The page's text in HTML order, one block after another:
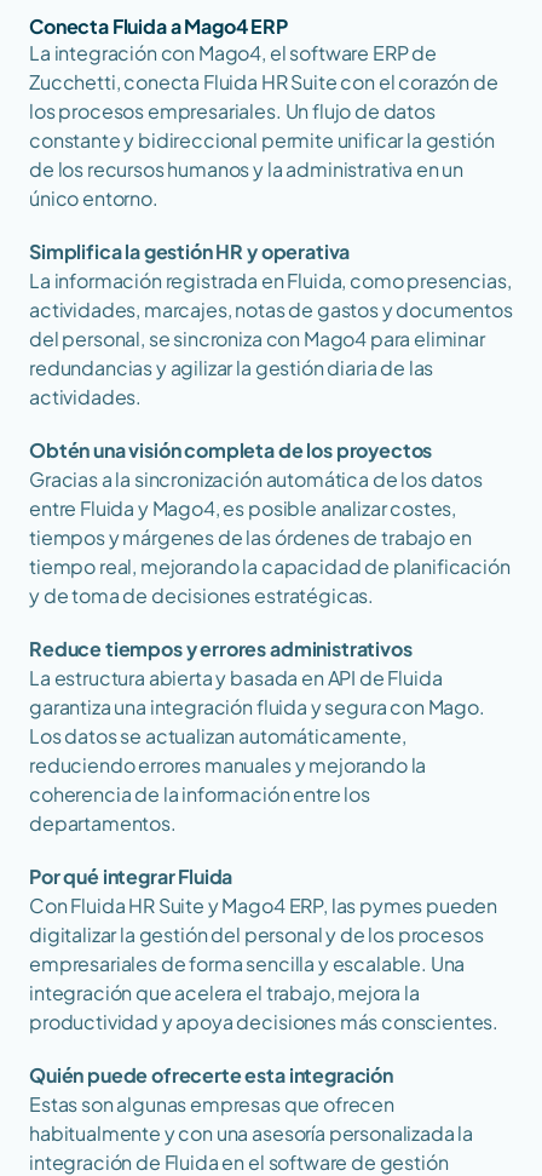
Conecta Fluida a Mago4 ERP
La integración con Mago4, el software ERP de
Zucchetti, conecta Fluida HR Suite con el corazón de
los procesos empresariales. Un flujo de datos
constante y bidireccional permite unificar la gestión
de los recursos humanos y la administrativa en un
único entorno.
Simplifica la gestión HR y operativa
La información registrada en Fluida, como presencias,
actividades, marcajes, notas de gastos y documentos
del personal, se sincroniza con Mago4 para eliminar
redundancias y agilizar la gestión diaria de las
actividades.
Obtén una visión completa de los proyectos
Gracias a la sincronización automática de los datos
entre Fluida y Mago4, es posible analizar costes,
tiempos y márgenes de las órdenes de trabajo en
tiempo real, mejorando la capacidad de planificación
y de toma de decisiones estratégicas.
Reduce tiempos y errores administrativos
La estructura abierta y basada en API de Fluida
garantiza una integración fluida y segura con Mago.
Los datos se actualizan automáticamente,
reduciendo errores manuales y mejorando la
coherencia de la información entre los
departamentos.
Por qué integrar Fluida
Con Fluida HR Suite y Mago4 ERP, las pymes pueden
digitalizar la gestión del personal y de los procesos
empresariales de forma sencilla y escalable. Una
integración que acelera el trabajo, mejora la
productividad y apoya decisiones más conscientes.
Quién puede ofrecerte esta integración
Estas son algunas empresas que ofrecen
habitualmente y con una asesoría personalizada la
integración de Fluida en el software de gestión